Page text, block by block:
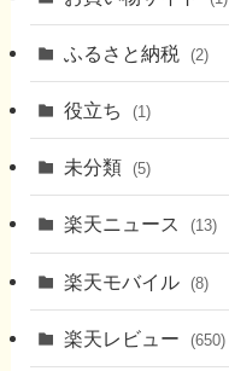
ふるさと納税 (2)
役立ち (1)
未分類 (5)
楽天ニュース (13)
楽天モバイル (8)
楽天レビュー (650)